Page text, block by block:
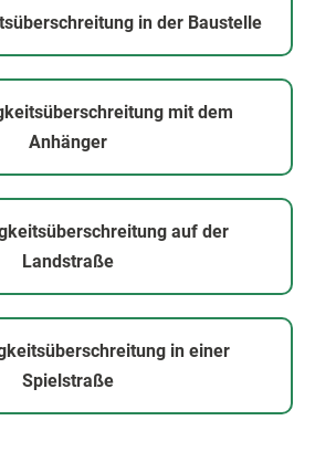
in der Baustelle
mit dem
Anhänger
auf der
Landstraße
in einer
Spielstraße